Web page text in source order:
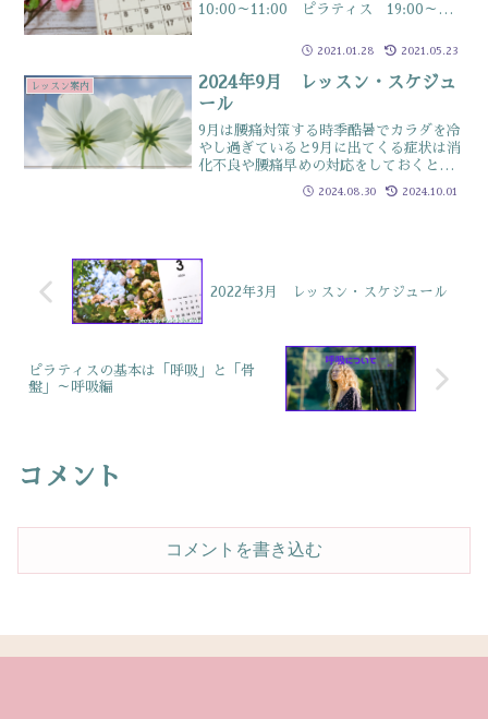
10:00～11:00 ピラティス 19:00～
ナコレットダンススタジオ💃（佐賀市白山
2021.01.28 2021.05.23
レッスン案内
2024年9月 レッスン・スケジュ
ール
9月は腰痛対策する時季酷暑でカラダを冷
やし過ぎていると9月に出てくる症状は消
化不良や腰痛早めの対応をしておくと、
そんなにひどい症状にならずに済みます9
月は”冷えを抜く時季”夏に冷やし過ぎ
2024.08.30 2024.10.01
2022年3月 レッスン・スケジュール
ピラティスの基本は「呼吸」と「骨
盤」～呼吸編
コメント
コメントを書き込む